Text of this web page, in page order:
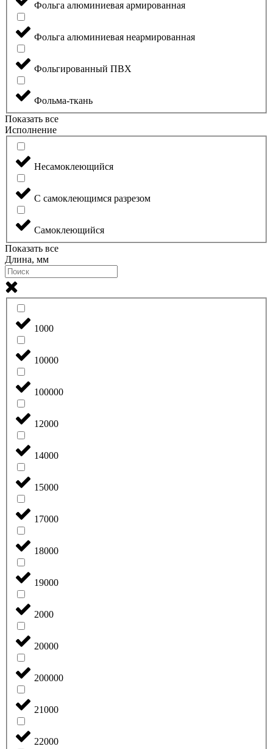
Фольга алюминиевая армированная
Фольга алюминиевая неармированная
Фольгированный ПВХ
Фольма-ткань
Показать все
Исполнение
Несамоклеющийся
С самоклеющимся разрезом
Самоклеющийся
Показать все
Длина, мм
1000
10000
100000
12000
14000
15000
17000
18000
19000
2000
20000
200000
21000
22000